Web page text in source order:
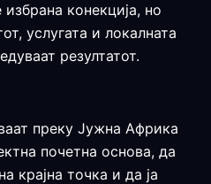
конекција, но
услугата и локалната
резултатот.
преку Јужна Африка
почетна основа, да
крајна точка и да ја